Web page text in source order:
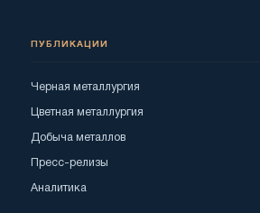
ПУБЛИКАЦИИ
Черная металлургия
Цветная металлургия
Добыча металлов
Пресс-релизы
Аналитика